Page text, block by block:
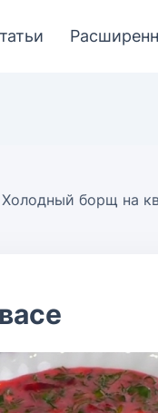
Холодный борщ на